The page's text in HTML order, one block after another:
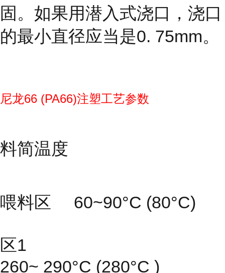
固。如果用潜入式浇口，浇口
的最小直径应当是0. 75mm。
尼龙66 (PA66)注塑工艺参数
料简温度
喂料区 60~90°C (80°C)
区1
260~ 290°C (280°C )